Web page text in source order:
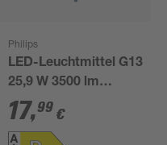
Philips
LED-Leuchtmittel G13
25,9 W 3500 lm
neutralweiß
17,99 €